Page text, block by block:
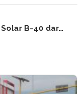
B-40 dar…